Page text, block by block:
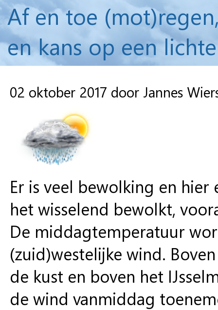
Af en toe
en kans op een
02 oktober 2017 door Jannes
Er is veel bewolking en
het wisselend bewolkt,
De middagtemperatuur
(zuid)westelijke wind.
de kust en boven het
de wind vanmiddag